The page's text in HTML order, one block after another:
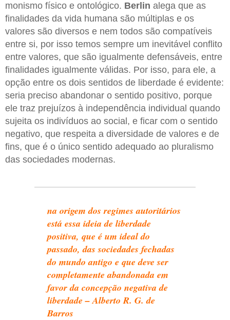
monismo físico e ontológico. Berlin alega que as
finalidades da vida humana são múltiplas e os
valores são diversos e nem todos são compatíveis
entre si, por isso temos sempre um inevitável conflito
entre valores, que são igualmente defensáveis, entre
finalidades igualmente válidas. Por isso, para ele, a
opção entre os dois sentidos de liberdade é evidente:
seria preciso abandonar o sentido positivo, porque
ele traz prejuízos à independência individual quando
sujeita os indivíduos ao social, e ficar com o sentido
negativo, que respeita a diversidade de valores e de
fins, que é o único sentido adequado ao pluralismo
das sociedades modernas.
na origem dos regimes autoritários
está essa ideia de liberdade
positiva, que é um ideal do
passado, das sociedades fechadas
do mundo antigo e que deve ser
completamente abandonada em
favor da concepção negativa de
liberdade – Alberto R. G. de
Barros